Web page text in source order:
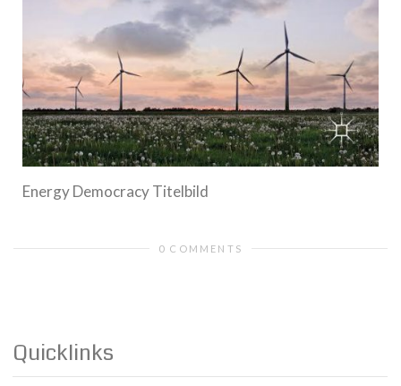
Energy Democracy Titelbild
0 COMMENTS
Quicklinks